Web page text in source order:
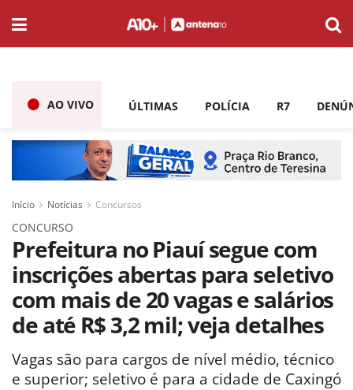
AO VIVO ÚLTIMAS POLÍCIA R7
Início Notícias Concursos
CONCURSO
Prefeitura no Piauí segue com
inscrições abertas para seletivo
com mais de 20 vagas e salários
de até R$ 3,2 mil; veja detalhes
Vagas são para cargos de nível médio, técnico
e superior; seletivo é para a cidade de Caxingó